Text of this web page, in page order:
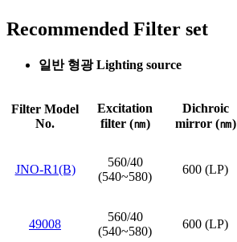
Recommended Filter set
일반 형광 Lighting source
Filter Model
No.
Excitation
filter (㎚)
Dichroic
mirror (㎚)
JNO-R1(B)
560/40
(540~580)
600 (LP)
49008
560/40
(540~580)
600 (LP)